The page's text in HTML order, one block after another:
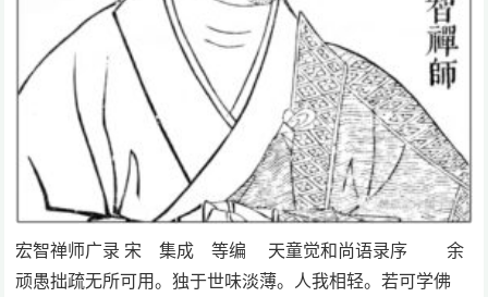
宏智禅师广录 宋 集成 等编 天童觉和尚语录序 余
顽愚拙疏无所可用。独于世味淡薄。人我相轻。若可学佛